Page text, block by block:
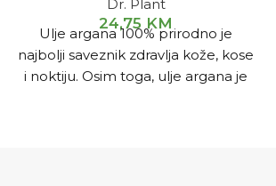
Dr. Plant
24,75 KM
Ulje argana 100% prirodno je
najbolji saveznik zdravlja kože, kose
i noktiju. Osim toga, ulje argana je